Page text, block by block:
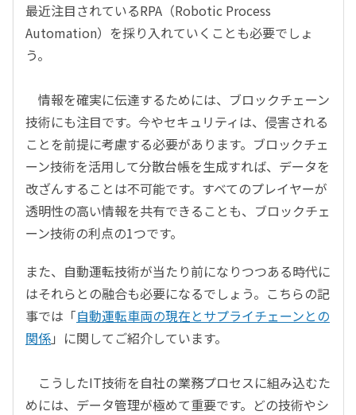
最近注目されているRPA（Robotic Process
Automation）を採り入れていくことも必要でしょ
う。
情報を確実に伝達するためには、ブロックチェーン
技術にも注目です。今やセキュリティは、侵害される
ことを前提に考慮する必要があります。ブロックチェ
ーン技術を活用して分散台帳を生成すれば、データを
改ざんすることは不可能です。すべてのプレイヤーが
透明性の高い情報を共有できることも、ブロックチェ
ーン技術の利点の1つです。
また、自動運転技術が当たり前になりつつある時代に
はそれらとの融合も必要になるでしょう。こちらの記
事では「自動運転車両の現在とサプライチェーンとの
関係」に関してご紹介しています。
こうしたIT技術を自社の業務プロセスに組み込むた
めには、データ管理が極めて重要です。どの技術やシ